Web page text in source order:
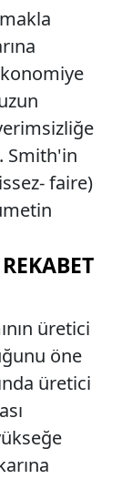
Smith'in
faire)
üretici
öne
üretici